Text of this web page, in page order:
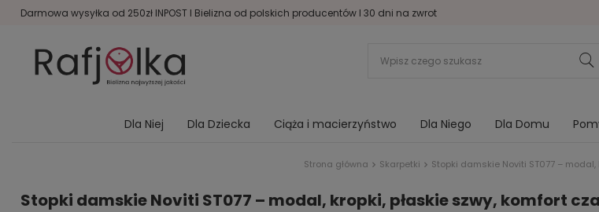
Darmowa wysyłka od 250zł INPOST I Bielizna od polskich producentów I 30 dni na zwrot
Dla Niej Dla Dziecka Ciąża i macierzyństwo Dla Niego Dla Domu
Strona główna Skarpetki Stopki damskie Noviti ST077 –
Stopki damskie Noviti ST077 – modal, kropki, płaskie szwy, komfort